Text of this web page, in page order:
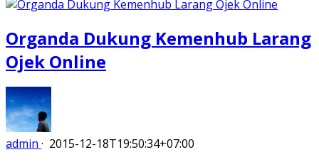
Organda Dukung Kemenhub Larang
Ojek Online
admin · 2015-12-18T19:50:34+07:00